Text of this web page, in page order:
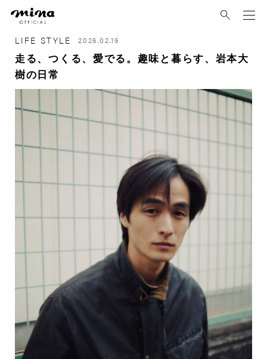
LIFE STYLE 2026.02.19
走る、つくる、愛でる。趣味と暮らす、岩本大
樹の日常